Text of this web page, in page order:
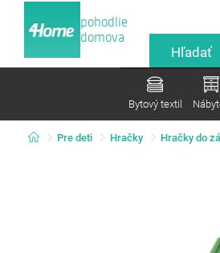
pohodlie
domova
Bytový textil
Pre deti Hračky Hračky do